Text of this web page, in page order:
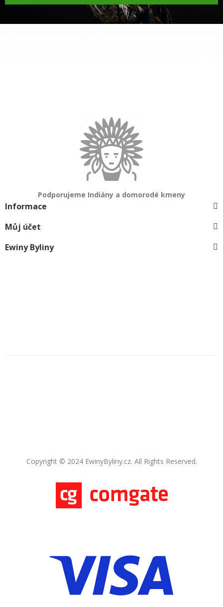
Podporujeme Indiány a domorodé kmeny
Informace
Můj účet
Ewiny Byliny
Copyright © 2024 EwinyByliny.cz. All Rights Reserved.